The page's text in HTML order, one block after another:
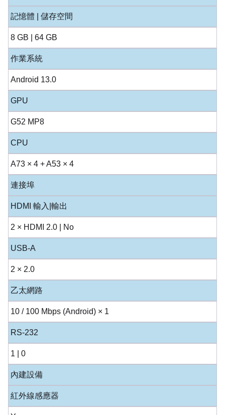
記憶體 | 儲存空間
8 GB | 64 GB
作業系統
Android 13.0
GPU
G52 MP8
CPU
A73 × 4 + A53 × 4
連接埠
HDMI 輸入|輸出
2 × HDMI 2.0 | No
USB-A
2 × 2.0
乙太網路
10 / 100 Mbps (Android) × 1
RS-232
1 | 0
內建設備
紅外線感應器